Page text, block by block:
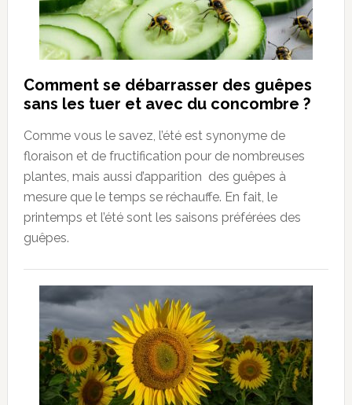
Comment se débarrasser des guêpes
sans les tuer et avec du concombre ?
Comme vous le savez, l’été est synonyme de
floraison et de fructification pour de nombreuses
plantes, mais aussi d’apparition des guêpes à
mesure que le temps se réchauffe. En fait, le
printemps et l’été sont les saisons préférées des
guêpes.